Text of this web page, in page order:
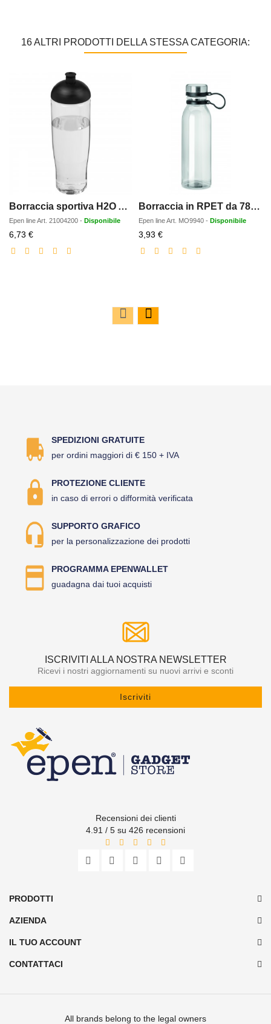
16 ALTRI PRODOTTI DELLA STESSA CATEGORIA:
Borraccia sportiva H2O Active Tempo da 700 ml con coperchio a cupola
Epen lineArt. 21004200 - Disponibile
6,73 €Prezzo
scontato
Borraccia in RPET da 780ml
Epen lineArt. MO9940 - Disponibile
3,93 €Prezzo
scontato
SPEDIZIONI GRATUITE
per ordini maggiori di € 150 + IVA
PROTEZIONE CLIENTE
in caso di errori o difformità verificata
SUPPORTO GRAFICO
per la personalizzazione dei prodotti
PROGRAMMA EPENWALLET
guadagna dai tuoi acquisti
ISCRIVITI ALLA NOSTRA NEWSLETTER
Ricevi i nostri aggiornamenti su nuovi arrivi e sconti
Iscriviti
Recensioni dei clienti
4.91 / 5 su 426 recensioni
PRODOTTI
AZIENDA
IL TUO ACCOUNT
CONTATTACI
All brands belong to the legal owners